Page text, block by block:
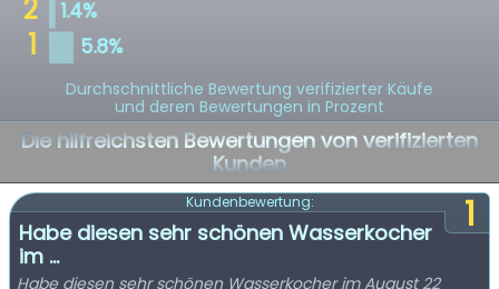
Durchschnittliche Bewertung verifizierter Käufe
und deren Bewertungen in Prozent
Die hilfreichsten Bewertungen von verifizierten
Kunden
1
Kundenbewertung:
Habe diesen sehr schönen Wasserkocher
im ...
Habe diesen sehr schönen Wasserkocher im August 22